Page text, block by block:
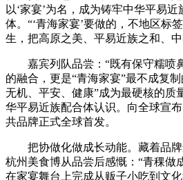
以‘家宴’为名，成为铸牢中华平易
体。“‘青海家宴’要做的，不地区标
生，把高原之美、平易近族之和、中
嘉宾列队品尝：“既有保守糯喷
的融合，更是“青海家宴”最不成复制
无机、平安、健康”成为最硬核的质
华平易近族配合体认识。向全球宣
共品牌正式全球首发。
把协做化做成长动能。藏着品牌
杭州美食博从品尝后感慨：“青稞做
在家宴舞台上完成从贩子小吃到文